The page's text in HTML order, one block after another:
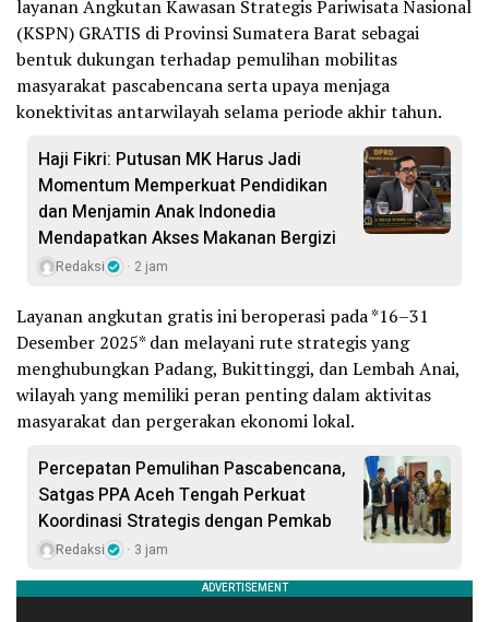
layanan Angkutan Kawasan Strategis Pariwisata Nasional
(KSPN) GRATIS di Provinsi Sumatera Barat sebagai
bentuk dukungan terhadap pemulihan mobilitas
masyarakat pascabencana serta upaya menjaga
konektivitas antarwilayah selama periode akhir tahun.
Haji Fikri: Putusan MK Harus Jadi
Momentum Memperkuat Pendidikan
dan Menjamin Anak Indonedia
Mendapatkan Akses Makanan Bergizi
Redaksi 2 jam
Layanan angkutan gratis ini beroperasi pada *16–31
Desember 2025* dan melayani rute strategis yang
menghubungkan Padang, Bukittinggi, dan Lembah Anai,
wilayah yang memiliki peran penting dalam aktivitas
masyarakat dan pergerakan ekonomi lokal.
Percepatan Pemulihan Pascabencana,
Satgas PPA Aceh Tengah Perkuat
Koordinasi Strategis dengan Pemkab
Redaksi 3 jam